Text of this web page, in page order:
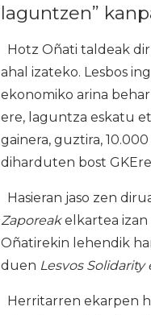
laguntzen”
Hotz Oñati taldeak
ahal izateko. Lesbos
ekonomiko arina
ere, laguntza eskatu
gainera, guztira,
diharduten bost
Hasieran jaso zen
Zaporeakelkartea izan
Oñatirekin lehendik
duen Lesvos
Herritarren ekarpen